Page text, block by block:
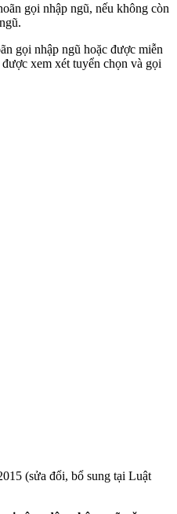
gọi nhập ngũ, nếu không còn
gọi nhập ngũ hoặc được miễn
xem xét tuyển chọn và gọi
(sửa đổi, bổ sung tại Luật